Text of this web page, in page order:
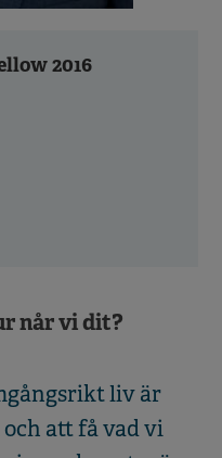
2016
når vi dit?
liv är
att få vad vi